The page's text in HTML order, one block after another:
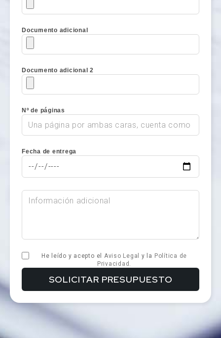
Nº de páginas
Fecha de entrega
Documento adicional
Documento adicional 2
He leído y acepto el Aviso Legal y la Política de
Privacidad .